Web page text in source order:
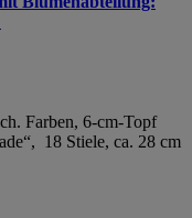
Farben, 6-cm-Topf
18 Stiele, ca. 28 cm